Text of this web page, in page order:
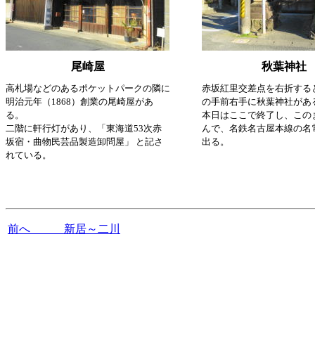
尾崎屋 秋葉神社
高札場などのあるポケットパークの隣に
明治元年（1868）創業の尾崎屋があ
る。
二階に軒行灯があり、「東海道53次赤
坂宿・曲物民芸品製造卸問屋」 と記さ
れている。
赤坂紅里交差点を右折する
の手前右手に秋葉神社があ
本日はここで終了し、この
んで、名鉄名古屋本線の名
出る。
前へ 新居～二川